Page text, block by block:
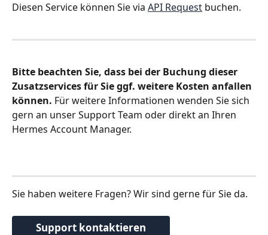
Diesen Service können Sie via API Request buchen.
Bitte beachten Sie, dass bei der Buchung dieser
Zusatzservices für Sie ggf. weitere Kosten anfallen
können. Für weitere Informationen wenden Sie sich
gern an unser Support Team oder direkt an Ihren
Hermes Account Manager.
Sie haben weitere Fragen? Wir sind gerne für Sie da.
Support kontaktieren